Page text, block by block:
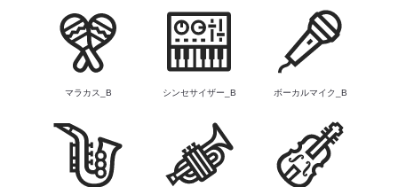
マラカス_B シンセサイザー_B ボーカルマイク_B